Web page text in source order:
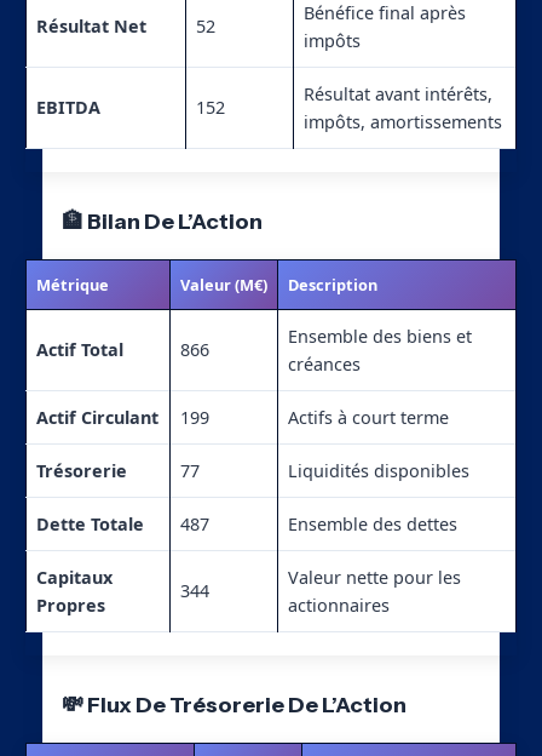
Résultat Net 52
Bénéfice final après
impôts
EBITDA 152
Résultat avant intérêts,
impôts, amortissements
🏦 Bilan De L’Action
Métrique Valeur (M€) Description
Actif Total 866
Ensemble des biens et
créances
Actif Circulant 199 Actifs à court terme
Trésorerie 77 Liquidités disponibles
Dette Totale 487 Ensemble des dettes
Capitaux
Propres
344
Valeur nette pour les
actionnaires
💸 Flux De Trésorerie De L’Action